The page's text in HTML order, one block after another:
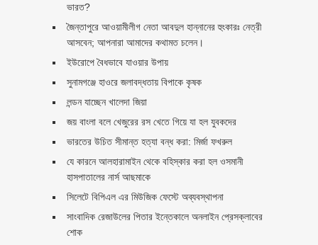
ভারত?
জৈন্তাপুরে আওয়ামীলীগ নেতা আবদুল হান্নানের হুংকারঃ নেত্রী
আসবেন; আপনারা আমাদের কথামত চলেন।
ইউরোপে বৈধভাবে যাওয়ার উপায়
সুনামগঞ্জে হাওরে জলাবদ্ধতায় বিপাকে কৃষক
লন্ডন যাচ্ছেন খালেদা জিয়া
জয় বাংলা বলে খেজুরের রস খেতে গিয়ে যা হল যুবকদের
ভারতের উচিত সীমান্ত হত্যা বন্ধ করা: মির্জা ফখরুল
যে কারনে আলহারামাইন থেকে বহিস্কার করা হল ওসমানী
হাসপাতালের নার্স আছমাকে
সিলেটে বিপিএল এর মিউজিক ফেস্টে অব্যবস্থাপনা
সাংবাদিক রেজাউলের পিতার ইন্তেকালে অনলাইন প্রেসক্লাবের
শোক